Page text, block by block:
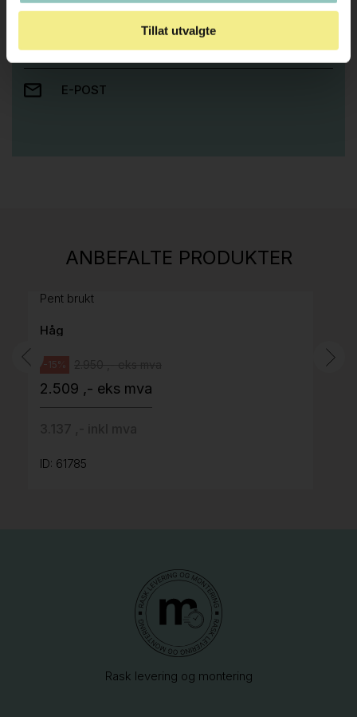
Tillat utvalgte
RING OSS PÅ 22 15 15 00
E-POST
ANBEFALTE PRODUKTER
H05 5600 Swingback-armlene Mørk
Pent brukt
Håg
-15%
2.509 ,- eks mva
ID: 61785
Rask levering og montering